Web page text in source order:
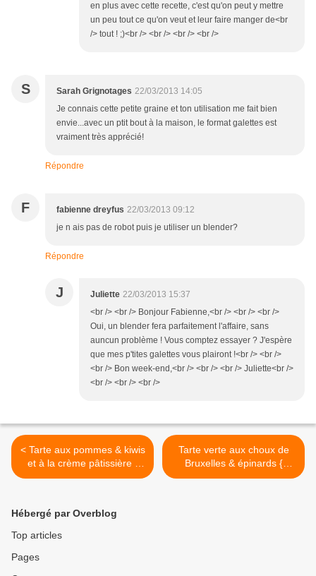
en plus avec cette recette, c'est qu'on peut y mettre
un peu tout ce qu'on veut et leur faire manger de<br
/> tout ! ;)<br /> <br /> <br /> <br />
S Sarah Grignotages 22/03/2013 14:05
Je connais cette petite graine et ton utilisation me fait bien
envie...avec un ptit bout à la maison, le format galettes est
vraiment très apprécié!
Répondre
F fabienne dreyfus 22/03/2013 09:12
je n ais pas de robot puis je utiliser un blender?
Répondre
J Juliette 22/03/2013 15:37
<br /> <br /> Bonjour Fabienne,<br /> <br /> <br />
Oui, un blender fera parfaitement l'affaire, sans
auncun problème ! Vous comptez essayer ? J'espère
que mes p'tites galettes vous plairont !<br /> <br />
<br /> Bon week-end,<br /> <br /> <br /> Juliette<br />
<br /> <br /> <br />
< Tarte aux pommes & kiwis
et à la crème pâtissière {
ultra-légère }
Tarte verte aux choux de
Bruxelles & épinards {
recette santé } >
Hébergé par Overblog
Top articles
Pages